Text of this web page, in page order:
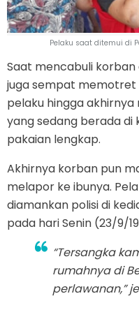
Pelaku saat ditemui di
Saat mencabuli
juga sempat
pelaku hingga
yang sedang berada
pakaian lengkap.
Akhirnya korban pun
melapor ke ibunya.
diamankan polisi di
pada hari Senin (23/9/
“Tersangka
rumahnya di
perlawanan,”